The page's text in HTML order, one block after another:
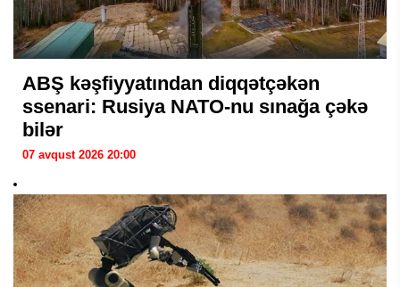
ABŞ kəşfiyyatından diqqətçəkən
ssenari: Rusiya NATO-nu sınağa çəkə
bilər
07 avqust 2026 20:00